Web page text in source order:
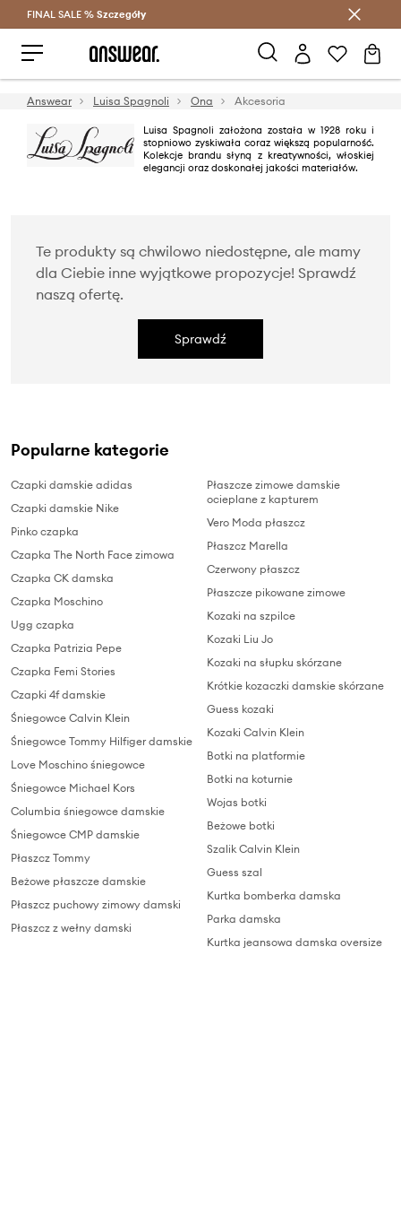
Oszczędzaj z Answear Club >
FINAL SALE % Szczegóły
Answear Luisa Spagnoli Ona Akcesoria
Luisa Spagnoli założona została w 1928 roku i
stopniowo zyskiwała coraz większą popularność.
Kolekcje brandu słyną z kreatywności, włoskiej
elegancji oraz doskonałej jakości materiałów.
Te produkty są chwilowo niedostępne, ale mamy
dla Ciebie inne wyjątkowe propozycje! Sprawdź
naszą ofertę.
Sprawdź
Popularne kategorie
Czapki damskie adidas
Czapki damskie Nike
Pinko czapka
Czapka The North Face zimowa
Czapka CK damska
Czapka Moschino
Ugg czapka
Czapka Patrizia Pepe
Czapka Femi Stories
Czapki 4f damskie
Śniegowce Calvin Klein
Śniegowce Tommy Hilfiger damskie
Love Moschino śniegowce
Śniegowce Michael Kors
Columbia śniegowce damskie
Śniegowce CMP damskie
Płaszcz Tommy
Beżowe płaszcze damskie
Płaszcz puchowy zimowy damski
Płaszcz z wełny damski
Płaszcze zimowe damskie
ocieplane z kapturem
Vero Moda płaszcz
Płaszcz Marella
Czerwony płaszcz
Płaszcze pikowane zimowe
Kozaki na szpilce
Kozaki Liu Jo
Kozaki na słupku skórzane
Krótkie kozaczki damskie skórzane
Guess kozaki
Kozaki Calvin Klein
Botki na platformie
Botki na koturnie
Wojas botki
Beżowe botki
Szalik Calvin Klein
Guess szal
Kurtka bomberka damska
Parka damska
Kurtka jeansowa damska oversize